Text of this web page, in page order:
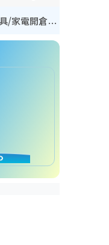
廚具開倉｜特福Tefal廚具/家電開倉低至3折！$220起買平底鍋/炒鑊/湯煲！電飯煲/吸塵機/燙斗$418起